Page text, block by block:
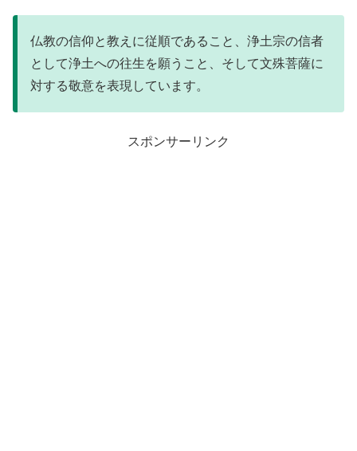
仏教の信仰と教えに従順であること、浄土宗の信者
として浄土への往生を願うこと、そして文殊菩薩に
対する敬意を表現しています。
スポンサーリンク